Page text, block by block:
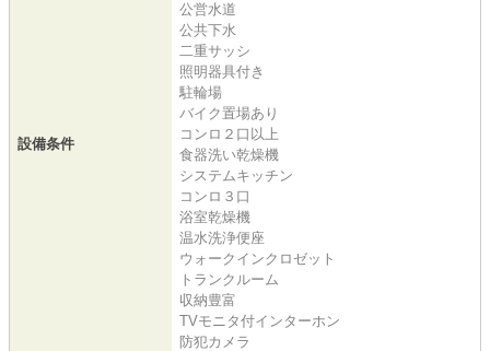
設備条件
公営水道
公共下水
二重サッシ
照明器具付き
駐輪場
バイク置場あり
コンロ２口以上
食器洗い乾燥機
システムキッチン
コンロ３口
浴室乾燥機
温水洗浄便座
ウォークインクロゼット
トランクルーム
収納豊富
TVモニタ付インターホン
防犯カメラ